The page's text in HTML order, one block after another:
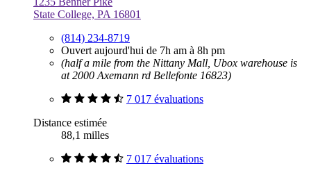
State College, PA 16801
(814) 234-8719
Ouvert aujourd'hui de 7h am à 8h pm
(half a mile from the Nittany Mall, Ubox warehouse is
at 2000 Axemann rd Bellefonte 16823)
7 017 évaluations
Distance estimée
88,1 milles
7 017 évaluations